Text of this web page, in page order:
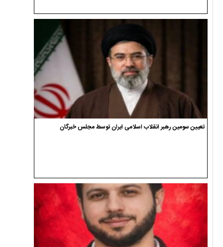
تعیین سومین رهبر انقلاب اسلامی ایران توسط مجلس خبرگان